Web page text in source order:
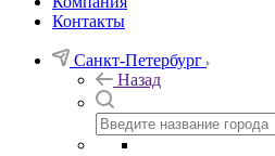
Контакты
Санкт-Петербург
Назад